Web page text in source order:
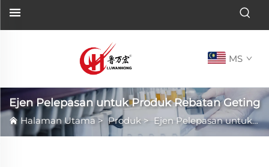
MS
Ejen Pelepasan untuk Produk Rebatan Geting
Halaman Utama>Produk> Ejen Pelepasan untuk Produk Rebatan Geting